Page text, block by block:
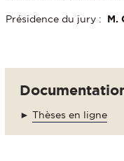
Présidence du jury : M.
► Thèses en ligne